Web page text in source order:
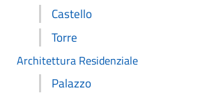
Castello
Torre
Architettura Residenziale
Palazzo